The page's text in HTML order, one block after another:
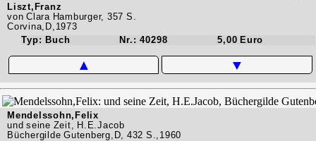
Liszt,Franz
von Clara Hamburger, 357 S.
Corvina,D,1973
Typ: Buch
Nr.: 40298 5,00 Euro
▲ ▼
Mendelssohn,Felix
und seine Zeit, H.E.Jacob
Büchergilde Gutenberg,D, 432 S.,1960